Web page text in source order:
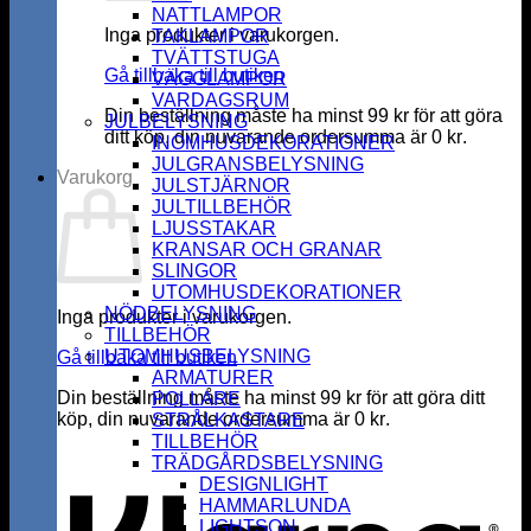
Inga produkter i varukorgen.
Gå tillbaka till butiken
Din beställning måste ha minst99 kr för att göra
ditt köp, din nuvarande ordersumma är 0 kr.
Varukorg
Inga produkter i varukorgen.
Gå tillbaka till butiken
Din beställning måste ha minst99 kr för att göra ditt
köp, din nuvarande ordersumma är 0 kr.
NATTLAMPOR
TAKLAMPOR
TVÄTTSTUGA
VÄGGLAMPOR
VARDAGSRUM
JULBELYSNING
INOMHUSDEKORATIONER
JULGRANSBELYSNING
JULSTJÄRNOR
JULTILLBEHÖR
LJUSSTAKAR
KRANSAR OCH GRANAR
SLINGOR
UTOMHUSDEKORATIONER
NÖDBELYSNING
TILLBEHÖR
UTOMHUSBELYSNING
ARMATURER
POLLARE
STRÅLKASTARE
TILLBEHÖR
TRÄDGÅRDSBELYSNING
DESIGNLIGHT
HAMMARLUNDA
LIGHTSON